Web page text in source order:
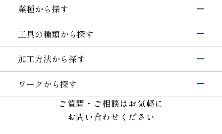
業種から探す
電子・半導体
シリコン
磁性材料
伸線
その他(電子・半導体)
輸送機器
自動車・二輪
その他(輸送機器)
工具の種類から探す
研削工具
精密カッティングツール
切削工具
耐摩耗工具
加工方法から探す
切断・溝入れ
ワークから探す
ご質問・ご相談はお気軽に
お問い合わせください